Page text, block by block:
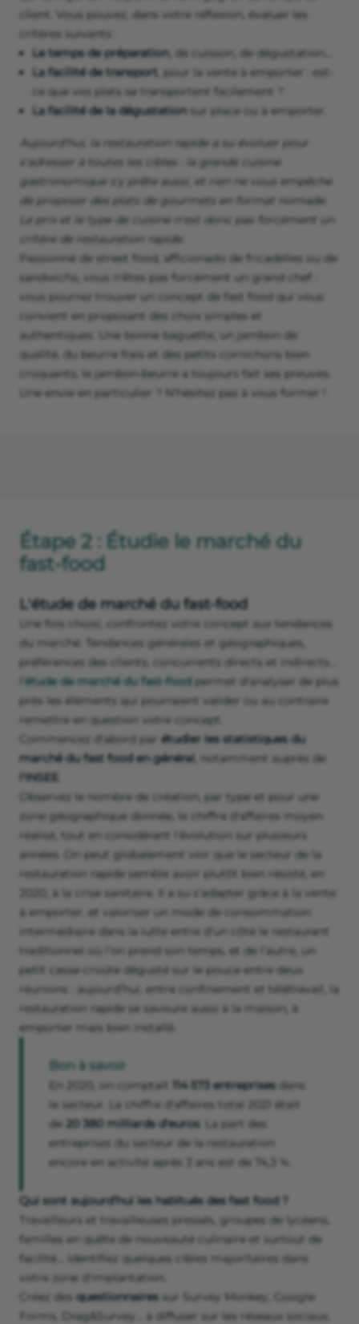
client. Vous pouvez, dans votre réflexion, évaluer les
critères suivants :
Le temps de préparation, de cuisson, de dégustation…
La facilité de transport , pour la vente à emporter : est-
ce que vos plats se transportent facilement ?
La facilité de la dégustation sur place ou à emporter.
Aujourd'hui, la restauration rapide a su évoluer pour
s'adresser à toutes les cibles : la grande cuisine
gastronomique s'y prête aussi, et rien ne vous empêche
de proposer des plats de gourmets en format nomade.
Le prix et le type de cuisine n'est donc pas forcément un
critère de restauration rapide.
Passionné de street food, afficionado de fricadelles ou de
sandwichs, vous n'êtes pas forcément un grand chef :
vous pourrez trouver un concept de fast food qui vous
convient en proposant des choix simples et
authentiques. Une bonne baguette, un jambon de
qualité, du beurre frais et des petits cornichons bien
croquants, le jambon-beurre a toujours fait ses preuves.
Une envie en particulier ? N'hésitez pas à vous former !
Étape 2 : Étudie le marché du
fast-food
L'étude de marché du fast-food
Une fois choisi, confrontez votre concept aux tendances
du marché. Tendances générales et géographiques,
préférences des clients, concurrents directs et indirects…
étude de marché du fast-food permet d'analyser de plus
près les éléments qui pourraient valider ou au contraire
remettre en question votre concept.
Commencez d'abord par étudier les statistiques du
marché du fast food en général , notamment auprès de
l'INSEE
Observez le nombre de création, par type et pour une
zone géographique donnée, le chiffre d'affaires moyen
réalisé, tout en considérant l'évolution sur plusieurs
années. On peut globalement voir que le secteur de la
restauration rapide semble avoir plutôt bien résisté, en
2020, à la crise sanitaire. Il a su s’adapter grâce à la vente
à emporter, et valoriser un mode de consommation
intermédiaire dans la lutte entre d’un côté le restaurant
traditionnel où l’on prend son temps, et de l’autre, un
petit casse-croûte dégusté sur le pouce entre deux
réunions : aujourd’hui, entre confinement et télétravail, la
restauration rapide se savoure aussi à la maison, à
emporter mais bien installé.
Bon à savoir
En 2020, on comptait 114 573 entreprises dans
le secteur. Le chiffre d'affaires total 2021 était
de 20 380 milliards d'euros. La part des
entreprises du secteur de la restauration
encore en activité après 3 ans est de 74,3 %.
Qui sont aujourd'hui les habitués des fast food ?
Travailleurs et travailleuses pressés, groupes de lycéens,
familles en quête de nouveauté culinaire et surtout de
facilité… identifiez quelques cibles majoritaires dans
votre zone d'implantation.
Créez des questionnaires sur Survey Monkey, Google
Forms, Drag&Survey… à diffuser sur les réseaux sociaux,